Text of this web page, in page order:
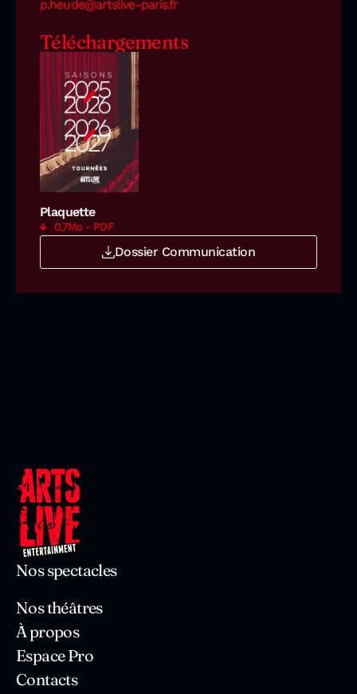
p.heude@artslive-paris.fr
Téléchargements
Plaquette
0,7Mo - PDF
Dossier Communication
Nos spectacles
Nos théâtres
À propos
Espace Pro
Contacts